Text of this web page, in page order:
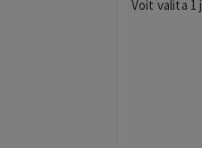
Voit valita 1